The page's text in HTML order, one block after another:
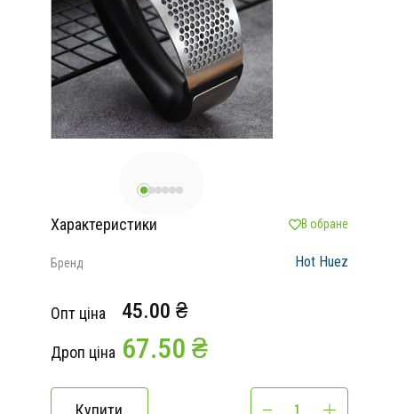
Характеристики В обране
Бренд Hot Huez
Опт ціна 45.00 ₴
Дроп ціна 67.50 ₴
Купити